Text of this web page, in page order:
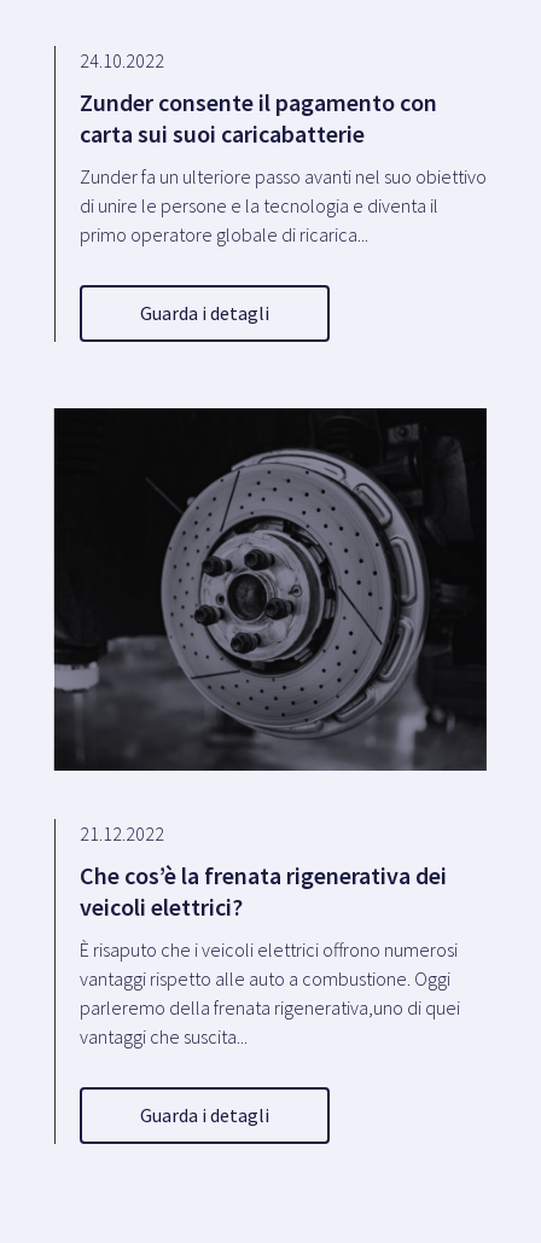
24.10.2022
Zunder consente il pagamento con
carta sui suoi caricabatterie
Zunder fa un ulteriore passo avanti nel suo obiettivo
di unire le persone e la tecnologia e diventa il
primo operatore globale di ricarica...
Guarda i detagli
21.12.2022
Che cos’è la frenata rigenerativa dei
veicoli elettrici?
È risaputo che i veicoli elettrici offrono numerosi
vantaggi rispetto alle auto a combustione. Oggi
parleremo della frenata rigenerativa,uno di quei
vantaggi che suscita...
Guarda i detagli